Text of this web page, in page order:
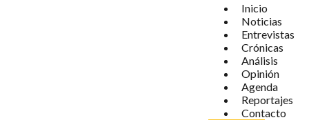
Inicio
Noticias
Entrevistas
Crónicas
Análisis
Opinión
Agenda
Reportajes
Contacto